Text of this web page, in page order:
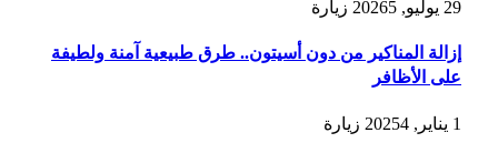
29 يوليو, 2026 5 زيارة
إزالة المناكير من دون أسيتون.. طرق طبيعية آمنة ولطيفة
على الأظافر
1 يناير, 2025 4 زيارة